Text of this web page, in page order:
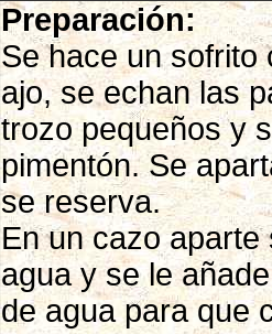
Preparación:
Se hace un sofrito
ajo, se echan las
trozo pequeños y
pimentón. Se
se reserva.
En un cazo
agua y se le
de agua para que